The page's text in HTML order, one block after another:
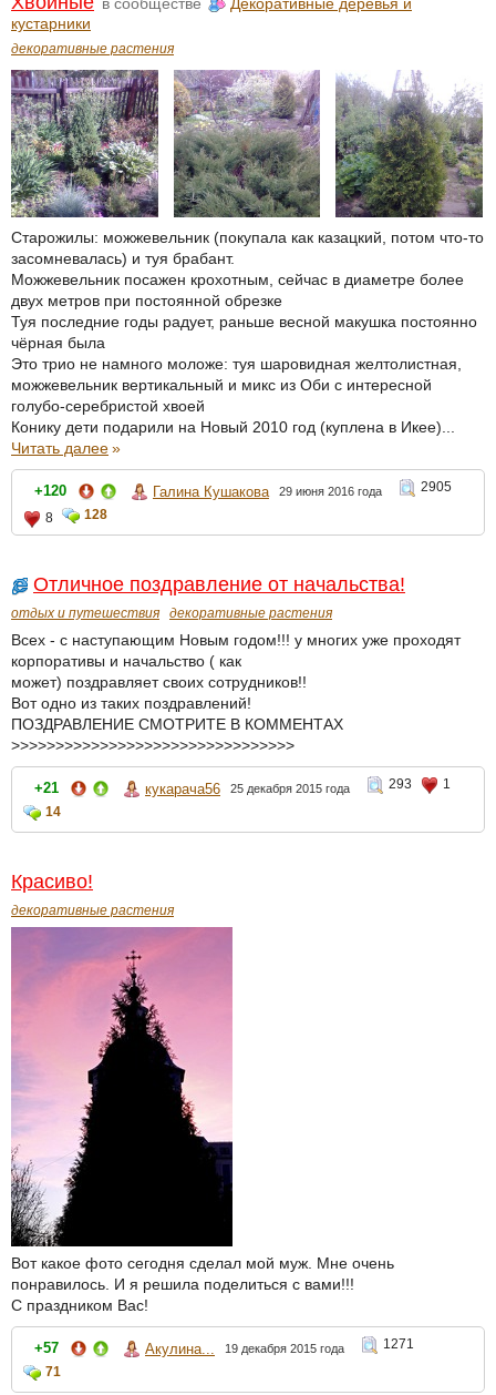
в сообществе
Декоративные деревья и
кустарники
декоративные растения
Старожилы: можжевельник (покупала как казацкий, потом что-то
засомневалась) и туя брабант.
Можжевельник посажен крохотным, сейчас в диаметре более
двух метров при постоянной обрезке
Туя последние годы радует, раньше весной макушка постоянно
чёрная была
Это трио не намного моложе: туя шаровидная желтолистная,
можжевельник вертикальный и микс из Оби с интересной
голубо-серебристой хвоей
Конику дети подарили на Новый 2010 год (куплена в Икее)...
Читать далее»
+120 Галина Кушакова 29 июня 2016 года
2905
8
128
Отличное поздравление от начальства!
отдых и путешествия декоративные растения
Всех - с наступающим Новым годом!!! у многих уже проходят
корпоративы и начальство ( как
может) поздравляет своих сотрудников!!
Вот одно из таких поздравлений!
ПОЗДРАВЛЕНИЕ СМОТРИТЕ В КОММЕНТАХ
>>>>>>>>>>>>>>>>>>>>>>>>>>>>>>>>
+21 кукарача56 25 декабря 2015 года 293
1
14
Красиво!
декоративные растения
Вот какое фото сегодня сделал мой муж. Мне очень
понравилось. И я решила поделиться с вами!!!
С праздником Вас!
+57 Акулина... 19 декабря 2015 года
1271
71